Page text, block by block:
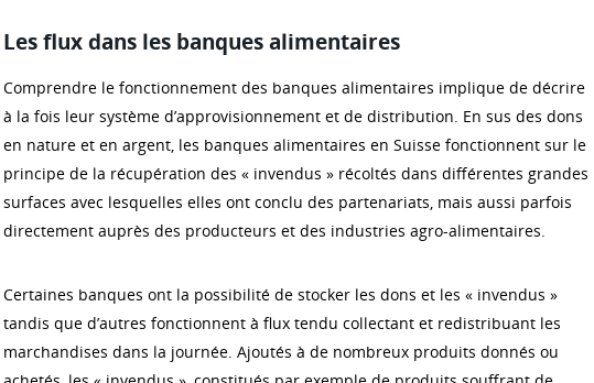
Les flux dans les banques alimentaires
Comprendre le fonctionnement des banques alimentaires implique de décrire
à la fois leur système d’approvisionnement et de distribution. En sus des dons
en nature et en argent, les banques alimentaires en Suisse fonctionnent sur le
principe de la récupération des « invendus » récoltés dans différentes grandes
surfaces avec lesquelles elles ont conclu des partenariats, mais aussi parfois
directement auprès des producteurs et des industries agro-alimentaires.
Certaines banques ont la possibilité de stocker les dons et les « invendus »
tandis que d’autres fonctionnent à flux tendu collectant et redistribuant les
marchandises dans la journée. Ajoutés à de nombreux produits donnés ou